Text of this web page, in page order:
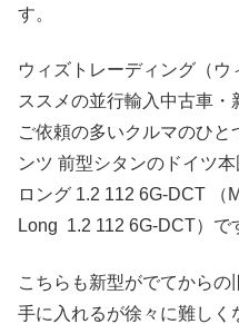
す。
ウィズトレーディング（
ススメの並行輸入中古車・
ご依頼の多いクルマのひ
ンツ 前型シタンのドイツ
ロング 1.2 112 6G-DCT （
Long 1.2 112 6G-DCT）で
こちらも新型がでてから
手に入れるが徐々に難し